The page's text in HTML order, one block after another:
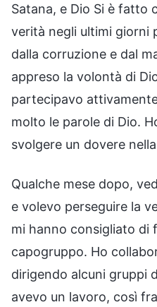
Satana, e Dio Si è fatto
verità negli ultimi giorni
dalla corruzione e dal
appreso la volontà di
partecipavo
molto le parole di Dio.
svolgere un dovere
Qualche mese dopo,
e volevo perseguire la
mi hanno consigliato di
capogruppo. Ho
dirigendo alcuni gruppi
avevo un lavoro, così